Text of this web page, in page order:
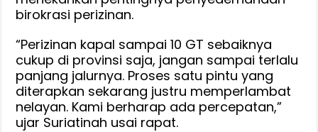
birokrasi perizinan.
“Perizinan kapal sampai 10 GT sebaiknya
cukup di provinsi saja, jangan sampai terlalu
panjang jalurnya. Proses satu pintu yang
diterapkan sekarang justru memperlambat
nelayan. Kami berharap ada percepatan,”
ujar Suriatinah usai rapat.